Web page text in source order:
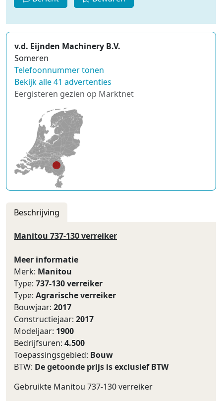
v.d. Eijnden Machinery B.V.
Someren
Telefoonnummer tonen
Bekijk alle 41 advertenties
Eergisteren gezien op Marktnet
Beschrijving
Manitou 737-130 verreiker
Meer informatie
Merk: Manitou
Type: 737-130 verreiker
Type: Agrarische verreiker
Bouwjaar: 2017
Constructiejaar: 2017
Modeljaar: 1900
Bedrijfsuren: 4.500
Toepassingsgebied: Bouw
BTW: De getoonde prijs is exclusief BTW
Gebruikte Manitou 737-130 verreiker